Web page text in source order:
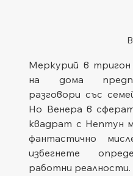
Меркурий в
на дома
разговори със
Но Венера в
квадрат с Нептун
фантастично
избегнете
работни реалности.